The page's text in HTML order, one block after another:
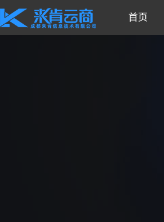
首页